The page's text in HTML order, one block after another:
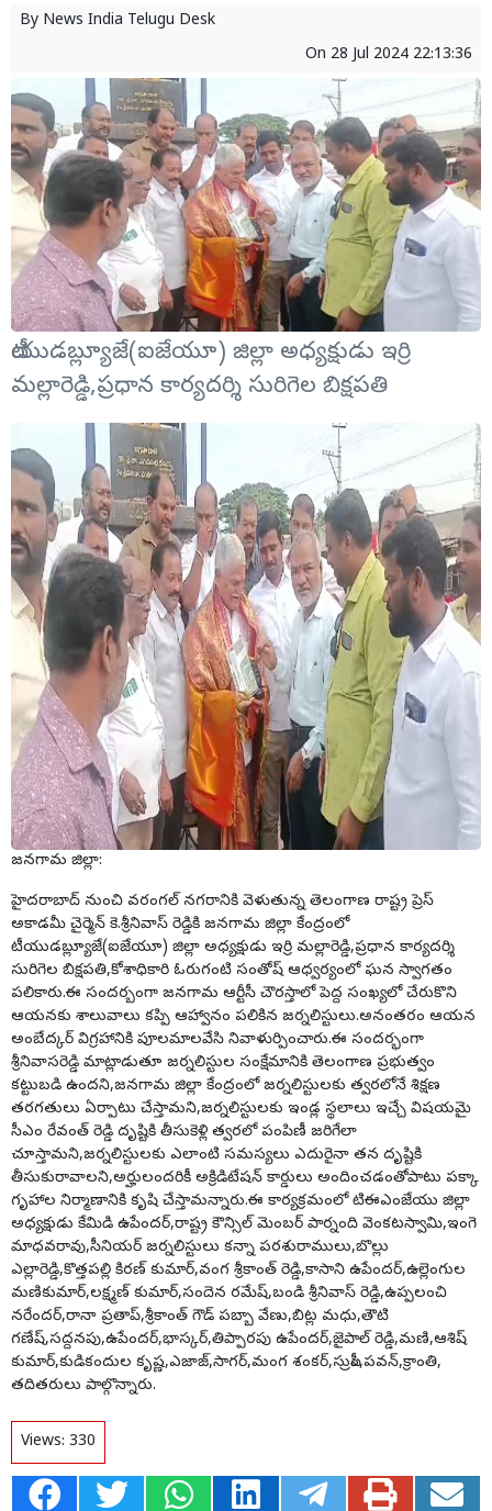
By News India Telugu Desk
On 28 Jul 2024 22:13:36
టీయుడబ్ల్యూజే(ఐజేయూ) జిల్లా అధ్యక్షుడు ఇర్రి
మల్లారెడ్డి,ప్రధాన కార్యదర్శి సురిగెల బిక్షపతి
జనగామ జిల్లా:
హైదరాబాద్ నుంచి వరంగల్ నగరానికి వెళుతున్న తెలంగాణ రాష్ట్ర ప్రెస్
అకాడమీ చైర్మెన్ కె.శ్రీనివాస్ రెడ్డికి జనగామ జిల్లా కేంద్రంలో
టీయుడబ్ల్యూజే(ఐజేయూ) జిల్లా అధ్యక్షుడు ఇర్రి మల్లారెడ్డి,ప్రధాన కార్యదర్శి
సురిగెల బిక్షపతి,కోశాధికారి ఓరుగంటి సంతోష్ ఆధ్వర్యంలో ఘన స్వాగతం
పలికారు.ఈ సందర్బంగా జనగామ ఆర్టీసీ చౌరస్తాలో పెద్ద సంఖ్యలో చేరుకొని
ఆయనకు శాలువాలు కప్పి ఆహ్వానం పలికిన జర్నలిస్టులు.అనంతరం ఆయన
అంబేద్కర్ విగ్రహానికి పూలమాలవేసి నివాళుర్పించారు.ఈ సందర్భంగా
శ్రీనివాసరెడ్డి మాట్లాడుతూ జర్నలిస్టుల సంక్షేమానికి తెలంగాణ ప్రభుత్వం
కట్టుబడి ఉందని,జనగామ జిల్లా కేంద్రంలో జర్నలిస్టులకు త్వరలోనే శిక్షణ
తరగతులు ఏర్పాటు చేస్తామని,జర్నలిస్టులకు ఇండ్ల స్థలాలు ఇచ్చే విషయమై
సీఎం రేవంత్ రెడ్డి దృష్టికి తీసుకెళ్లి త్వరలో పంపిణీ జరిగేలా
చూస్తామని,జర్నలిస్టులకు ఎలాంటి సమస్యలు ఎదురైనా తన దృష్టికి
తీసుకురావాలని,అర్హులందరికీ అక్రిడిటేషన్ కార్డులు అందించడంతోపాటు పక్కా
గృహాల నిర్మాణానికి కృషి చేస్తామన్నారు.ఈ కార్యక్రమంలో టిఈఎంజేయు జిల్లా
అధ్యక్షుడు కేమిడి ఉపేందర్,రాష్ట్ర కౌన్సిల్ మెంబర్ పార్నంది వెంకటస్వామి,ఇంగె
మాధవరావు,సీనియర్ జర్నలిస్టులు కన్నా పరశురాములు,బొల్లు
ఎల్లారెడ్డి,కొత్తపల్లి కిరణ్ కుమార్,వంగ శ్రీకాంత్ రెడ్డి,కాసాని ఉపేందర్,ఉల్లెంగుల
మణికుమార్,లక్ష్మణ్ కుమార్,సందెన రమేష్,బండి శ్రీనివాస్ రెడ్డి,ఉప్పలంచి
నరేందర్,రానా ప్రతాప్,శ్రీకాంత్ గౌడ్ పబ్బా వేణు,బిట్ల మధు,తౌటి
గణేష్,సద్దనపు,ఉపేందర్,భాస్కర్,తిప్పారపు ఉపేందర్,జైపాల్ రెడ్డి,మణి,ఆశిష్
కుమార్,కుడికందుల కృష్ణ,ఎజాజ్,సాగర్,మంగ శంకర్,సుప్రీం,పవన్,క్రాంతి,
తదితరులు పాల్గొన్నారు.
Views: 330